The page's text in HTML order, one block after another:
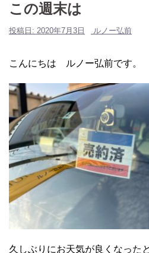
この週末は
投稿日: 2020年7月3日 ルノー弘前
こんにちは ルノー弘前です。
久しぶりにお天気が良くなった